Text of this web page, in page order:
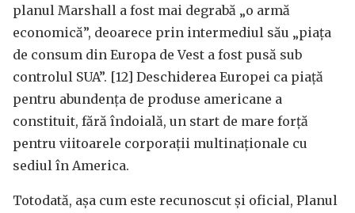
planul Marshall a fost mai degrabă „o armă
economică”, deoarece prin intermediul său „piața
de consum din Europa de Vest a fost pusă sub
controlul SUA”. [12] Deschiderea Europei ca piață
pentru abundența de produse americane a
constituit, fără îndoială, un start de mare forță
pentru viitoarele corporații multinaționale cu
sediul în America.
Totodată, așa cum este recunoscut și oficial, Planul